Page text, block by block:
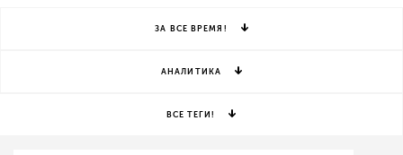
ЗА ВСЕ ВРЕМЯ!
АНАЛИТИКА
ВСЕ ТЕГИ!